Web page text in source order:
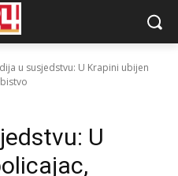
u susjedstvu: U Krapini ubijen
U